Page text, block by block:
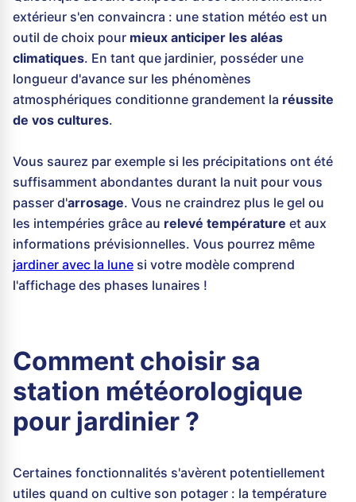
extérieur s'en convaincra : une station météo est un
outil de choix pour mieux anticiper les aléas
climatiques. En tant que jardinier, posséder une
longueur d'avance sur les phénomènes
atmosphériques conditionne grandement la réussite
de vos cultures.
Vous saurez par exemple si les précipitations ont été
suffisamment abondantes durant la nuit pour vous
passer d'arrosage. Vous ne craindrez plus le gel ou
les intempéries grâce au relevé température et aux
informations prévisionnelles. Vous pourrez même
jardiner avec la lune si votre modèle comprend
l'affichage des phases lunaires !
Comment choisir sa
station météorologique
pour jardinier ?
Certaines fonctionnalités s'avèrent potentiellement
utiles quand on cultive son potager : la température